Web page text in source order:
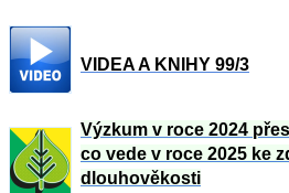
VIDEA A KNIHY 99/3
Výzkum v roce 2024
co vede v roce 2025 ke
dlouhověkosti